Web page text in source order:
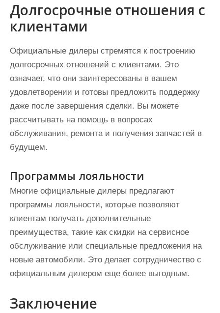
Долгосрочные отношения с
клиентами
Официальные дилеры стремятся к построению
долгосрочных отношений с клиентами. Это
означает, что они заинтересованы в вашем
удовлетворении и готовы предложить поддержку
даже после завершения сделки. Вы можете
рассчитывать на помощь в вопросах
обслуживания, ремонта и получения запчастей в
будущем.
Программы лояльности
Многие официальные дилеры предлагают
программы лояльности, которые позволяют
клиентам получать дополнительные
преимущества, такие как скидки на сервисное
обслуживание или специальные предложения на
новые автомобили. Это делает сотрудничество с
официальным дилером еще более выгодным.
Заключение